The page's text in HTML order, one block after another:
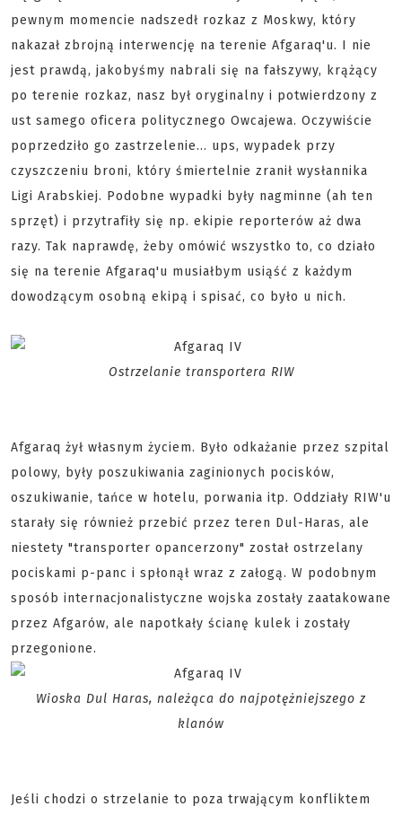
pewnym momencie nadszedł rozkaz z Moskwy, który
nakazał zbrojną interwencję na terenie Afgaraq'u. I nie
jest prawdą, jakobyśmy nabrali się na fałszywy, krążący
po terenie rozkaz, nasz był oryginalny i potwierdzony z
ust samego oficera politycznego Owcajewa. Oczywiście
poprzedziło go zastrzelenie... ups, wypadek przy
czyszczeniu broni, który śmiertelnie zranił wysłannika
Ligi Arabskiej. Podobne wypadki były nagminne (ah ten
sprzęt) i przytrafiły się np. ekipie reporterów aż dwa
razy. Tak naprawdę, żeby omówić wszystko to, co działo
się na terenie Afgaraq'u musiałbym usiąść z każdym
dowodzącym osobną ekipą i spisać, co było u nich.
Ostrzelanie transportera RIW
Afgaraq żył własnym życiem. Było odkażanie przez szpital
polowy, były poszukiwania zaginionych pocisków,
oszukiwanie, tańce w hotelu, porwania itp. Oddziały RIW'u
starały się również przebić przez teren Dul-Haras, ale
niestety "transporter opancerzony" został ostrzelany
pociskami p-panc i spłonął wraz z załogą. W podobnym
sposób internacjonalistyczne wojska zostały zaatakowane
przez Afgarów, ale napotkały ścianę kulek i zostały
przegonione.
Wioska Dul Haras, należąca do najpotężniejszego z
klanów
Jeśli chodzi o strzelanie to poza trwającym konfliktem